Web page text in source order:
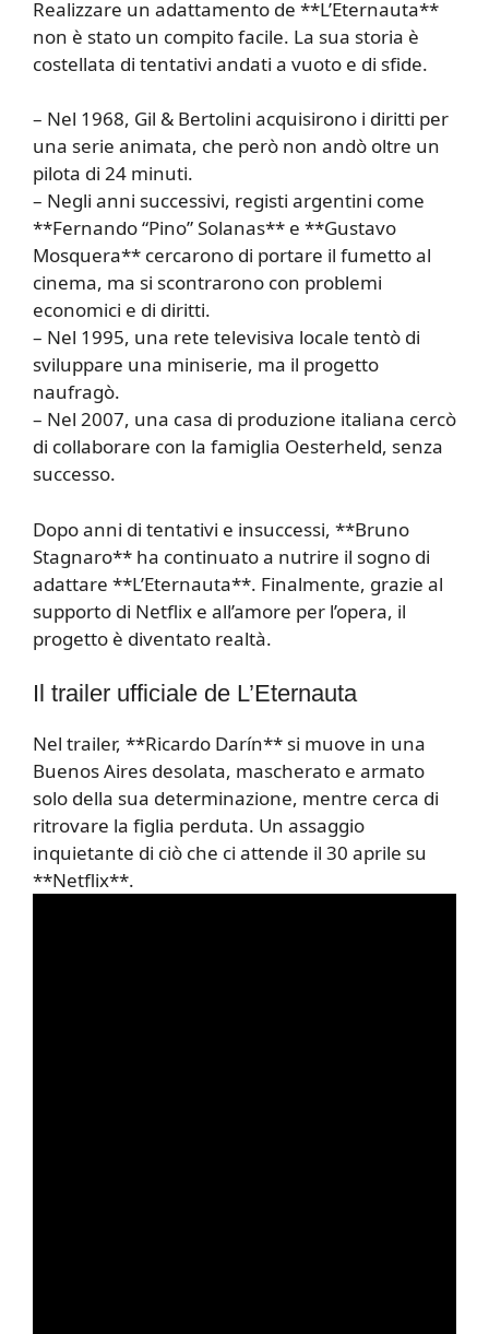
Realizzare un adattamento de **L’Eternauta**
non è stato un compito facile. La sua storia è
costellata di tentativi andati a vuoto e di sfide.
– Nel 1968, Gil & Bertolini acquisirono i diritti per
una serie animata, che però non andò oltre un
pilota di 24 minuti.
– Negli anni successivi, registi argentini come
**Fernando “Pino” Solanas** e **Gustavo
Mosquera** cercarono di portare il fumetto al
cinema, ma si scontrarono con problemi
economici e di diritti.
– Nel 1995, una rete televisiva locale tentò di
sviluppare una miniserie, ma il progetto
naufragò.
– Nel 2007, una casa di produzione italiana cercò
di collaborare con la famiglia Oesterheld, senza
successo.
Dopo anni di tentativi e insuccessi, **Bruno
Stagnaro** ha continuato a nutrire il sogno di
adattare **L’Eternauta**. Finalmente, grazie al
supporto di Netflix e all’amore per l’opera, il
progetto è diventato realtà.
Il trailer ufficiale de L’Eternauta
Nel trailer, **Ricardo Darín** si muove in una
Buenos Aires desolata, mascherato e armato
solo della sua determinazione, mentre cerca di
ritrovare la figlia perduta. Un assaggio
inquietante di ciò che ci attende il 30 aprile su
**Netflix**.